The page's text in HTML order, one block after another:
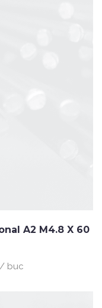
A2 M4.8 X 60
/ buc